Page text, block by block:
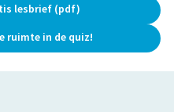
lesbrief (pdf)
ruimte in de quiz!